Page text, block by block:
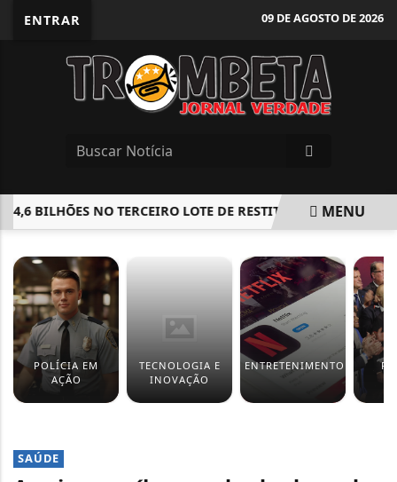
ENTRAR 09 DE AGOSTO DE 2026
BILHÕES NO TERCEIRO LOTE DE RESTITUIÇÃO DO IRMENU
POLÍCIA EM
AÇÃO
TECNOLOGIA E
INOVAÇÃO
ENTRETENIMENTO
SAÚDE